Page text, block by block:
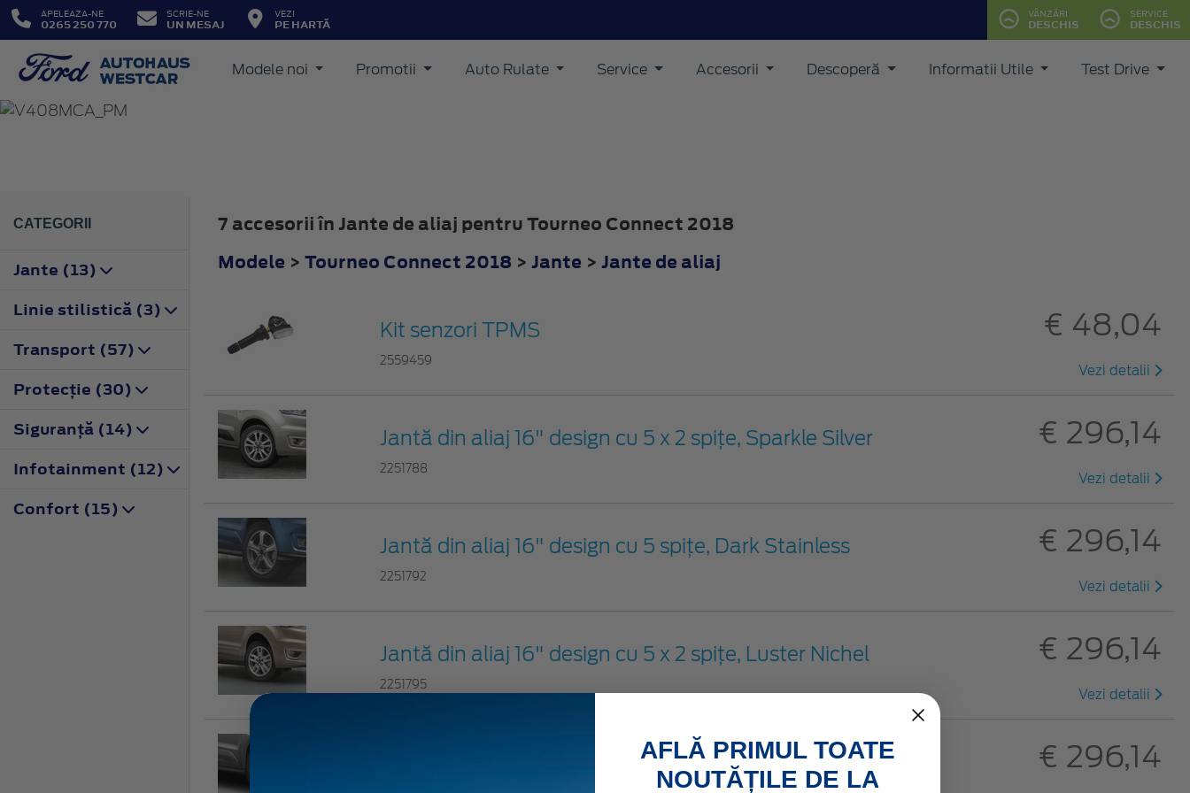
APELEAZA-NE
0265 250 770
SCRIE-NE
UN MESAJ
VEZI
PE HARTĂ
VÂNZĂRI
DESCHIS
SERVICE
DESCHIS
Modele noi Promotii Auto Rulate Service Accesorii Descoperă Informatii Utile Test Drive
TOURNEO CONNECT
CATEGORII
Jante (13)
Linie stilistică (3)
Transport (57)
Protecţie (30)
Siguranţă (14)
Infotainment (12)
Confort (15)
7 accesorii în Jante de aliaj pentru Tourneo Connect 2018
Modele > Tourneo Connect 2018 > Jante > Jante de aliaj
Kit senzori TPMS
2559459
€ 48,04
Vezi detalii
Jantă din aliaj 16" design cu 5 x 2 spițe, Sparkle Silver
2251788
€ 296,14
Vezi detalii
Jantă din aliaj 16" design cu 5 spițe, Dark Stainless
2251792
€ 296,14
Vezi detalii
Jantă din aliaj 16" design cu 5 x 2 spițe, Luster Nichel
2251795
€ 296,14
Vezi detalii
Jantă din aliaj 16" design cu 5 x 2 spițe, Dark Sparkle € 296,14
AFLĂ PRIMUL TOATE
NOUTĂȚILE DE LA